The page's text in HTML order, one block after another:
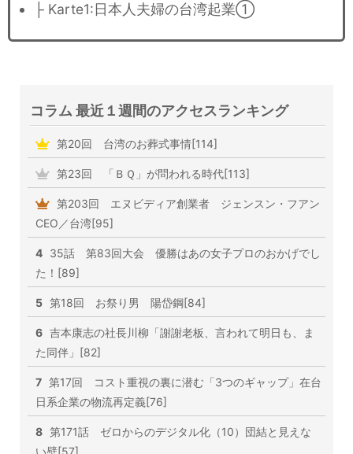
├ Karte1:日本人夫婦の台湾起業①
コラム 最近１週間のアクセスランキング
第20回 台湾のお葬式事情[114]
第23回 「ＢＱ」が問われる時代[113]
第203回 エヌビディア創業者 ジェンスン・フアン
CEO／台湾[95]
4 35話 第83回大会 優勝はあの女子プロのおかげでし
た！[89]
5 第18回 お祭り男 陽岱鋼[84]
6 吉本康志の社長川柳「謝謝老板、言われて明日も、ま
た同伴」[82]
7 第17回 コスト重視の裏に潜む「3つのギャップ」在台
日系企業の物流再定義[76]
8 第171話 ゼロからのデジタル化（10）団結と見えな
い壁[57]